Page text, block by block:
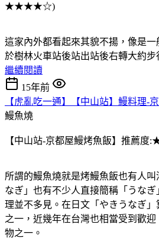
★★★★☆)
這家內外都看起來其貌不揚，像是
於樹林火車站後站出站後右轉大約步
繼續閱讀
15年前
【虎亂吃一通】【中山站】鰻料理-
鰻魚燒
【中山站-京都屋鰻烤魚飯】推薦
所謂的鰻魚燒就是烤鰻魚飯也有人
なぎ」也有不少人直接簡稱「うな
理並不多見。在日文「やきうなぎ
之一，近幾年在台灣也相當受到歡
物之一。